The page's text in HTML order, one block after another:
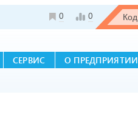
0 0
СЕРВИС О ПРЕДПРИЯТИИ